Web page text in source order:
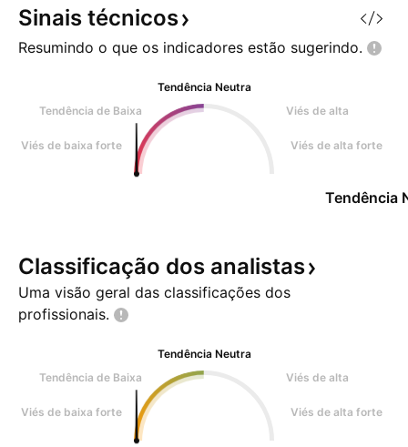
Sinais técnicos
Resumindo o que os indicadores estão sugerindo.
Tendência Neutra
Tendência de Baixa
Viés de alta
Viés de baixa forte Viés de alta forte
Tendência
Classificação dos analistas
Uma visão geral das classificações dos
profissionais.
Tendência Neutra
Tendência de Baixa
Viés de alta
Viés de baixa forte Viés de alta forte